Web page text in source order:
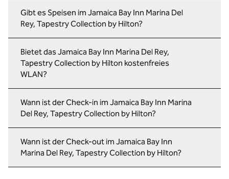
Gibt es Speisen im Jamaica Bay Inn Marina Del
Rey, Tapestry Collection by Hilton?
Bietet das Jamaica Bay Inn Marina Del Rey,
Tapestry Collection by Hilton kostenfreies
WLAN?
Wann ist der Check-in im Jamaica Bay Inn Marina
Del Rey, Tapestry Collection by Hilton?
Wann ist der Check-out im Jamaica Bay Inn
Marina Del Rey, Tapestry Collection by Hilton?